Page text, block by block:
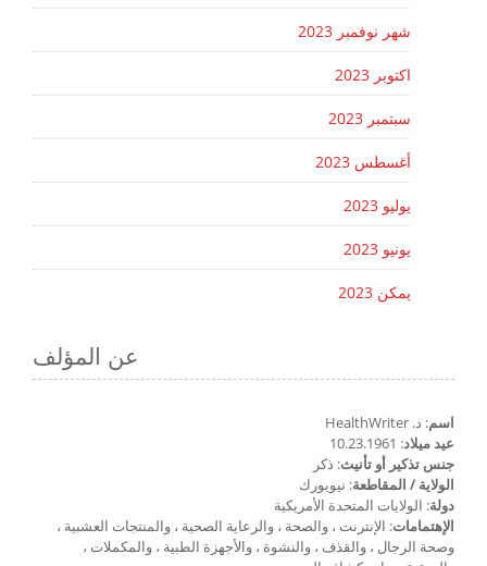
شهر نوفمبر 2023
اكتوبر 2023
سبتمبر 2023
أغسطس 2023
يوليو 2023
يونيو 2023
يمكن 2023
عن المؤلف
اسم: د. HealthWriter
عيد ميلاد: 10.23.1961
جنس تذكير أو تأنيث: ذكر
الولاية / المقاطعة: نيويورك
دولة: الولايات المتحدة الأمريكية
الإهتمامات: الإنترنت ، والصحة ، والرعاية الصحية ، والمنتجات العشبية ،
وصحة الرجال ، والقذف ، والنشوة ، والأجهزة الطبية ، والمكملات ،